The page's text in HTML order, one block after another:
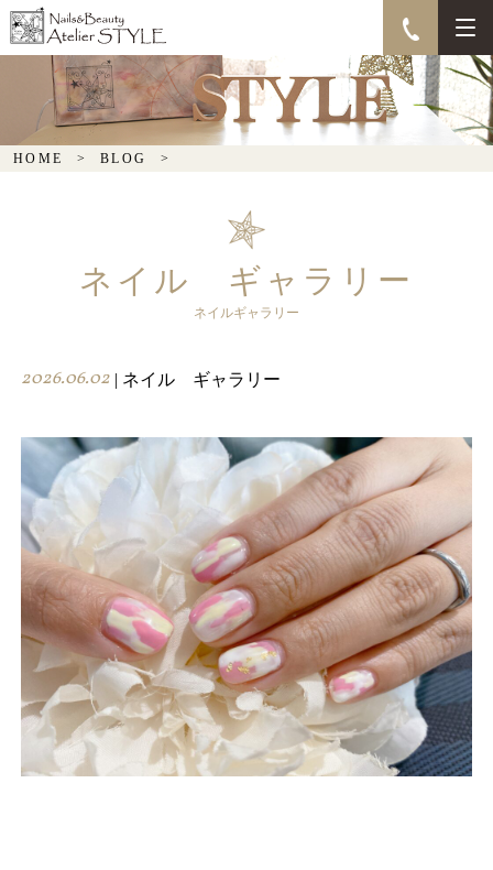
HOME BLOG
ネイル ギャラリー
ネイルギャラリー
2026.06.02 | ネイル ギャラリー